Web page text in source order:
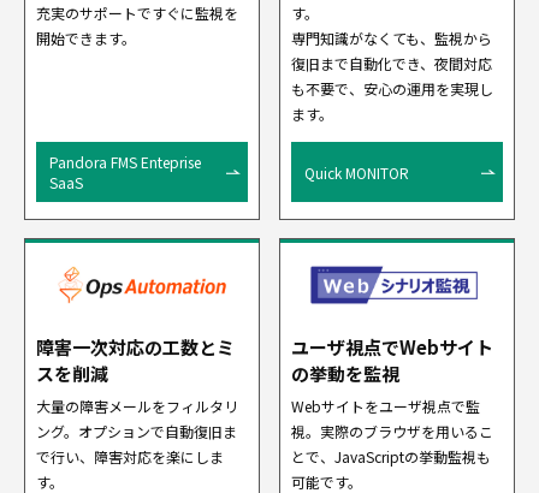
充実のサポートですぐに監視を
開始できます。
Pandora FMS Enteprise
SaaS
す。
専門知識がなくても、監視から
復旧まで自動化でき、夜間対応
も不要で、安心の運用を実現し
ます。
Quick MONITOR
障害一次対応の工数とミ
スを削減
大量の障害メールをフィルタリ
ング。オプションで自動復旧ま
で行い、障害対応を楽にしま
す。
ユーザ視点でWebサイト
の挙動を監視
Webサイトをユーザ視点で監
視。実際のブラウザを用いるこ
とで、JavaScriptの挙動監視も
可能です。